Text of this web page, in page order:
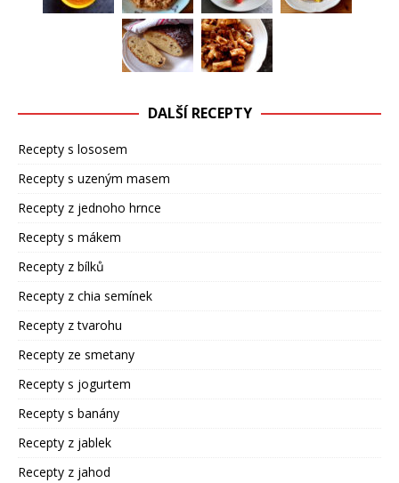
DALŠÍ RECEPTY
Recepty s lososem
Recepty s uzeným masem
Recepty z jednoho hrnce
Recepty s mákem
Recepty z bílků
Recepty z chia semínek
Recepty z tvarohu
Recepty ze smetany
Recepty s jogurtem
Recepty s banány
Recepty z jablek
Recepty z jahod